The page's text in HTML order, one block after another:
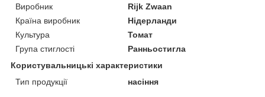
Виробник
Rijk Zwaan
Країна виробник
Нідерланди
Культура
Томат
Група стиглості
Ранньостигла
Користувальницькі характеристики
Тип продукції
насіння